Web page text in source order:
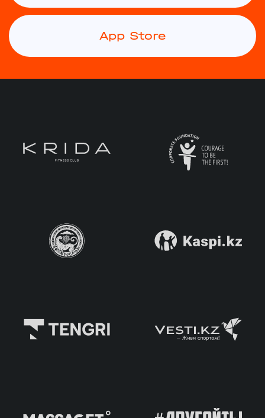
App Store